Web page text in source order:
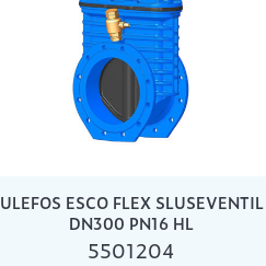
ULEFOS ESCO FLEX SLUSEVENTIL
DN300 PN16 HL
5501204